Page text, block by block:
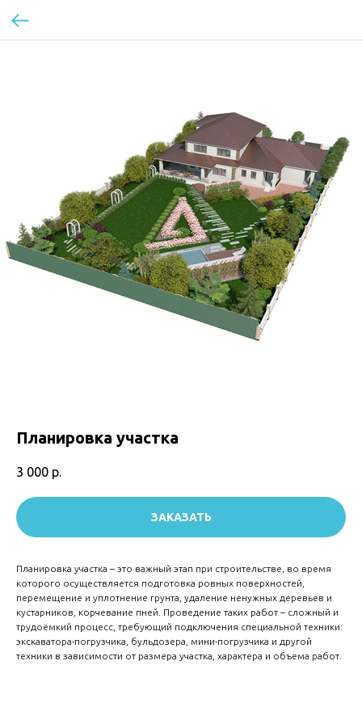
Планировка участка
3 000 р.
ЗАКАЗАТЬ
Планировка участка – это важный этап при строительстве, во время
которого осуществляется подготовка ровных поверхностей,
перемещение и уплотнение грунта, удаление ненужных деревьев и
кустарников, корчевание пней. Проведение таких работ – сложный и
трудоёмкий процесс, требующий подключения специальной техники:
экскаватора-погрузчика, бульдозера, мини-погрузчика и другой
техники в зависимости от размера участка, характера и объема работ.